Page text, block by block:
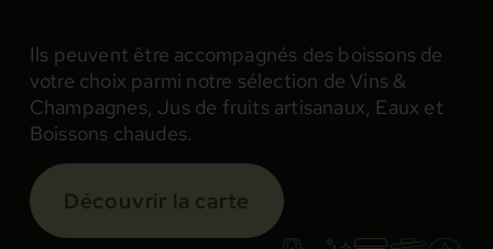
Ils peuvent être accompagnés des boissons de
votre choix parmi notre sélection de Vins &
Champagnes, Jus de fruits artisanaux, Eaux et
Boissons chaudes.
Découvrir la carte